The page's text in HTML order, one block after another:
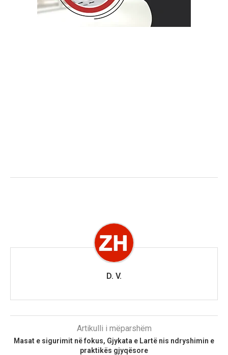
D. V.
Artikulli i mëparshëm
Masat e sigurimit në fokus, Gjykata e Lartë nis ndryshimin e
praktikës gjyqësore